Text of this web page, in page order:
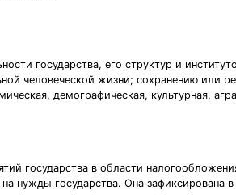
государства, его структур и
человеческой жизни; сохранению или
демографическая, культурная,
государства в области
нужды государства. Она зафиксирована